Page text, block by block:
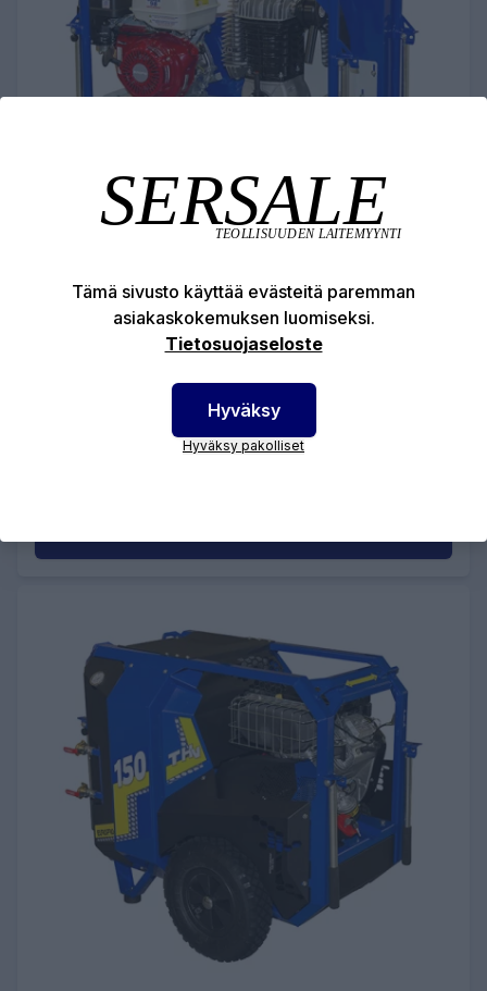
EUROPRO 100 TH POLTTOMOOTTORI
KOMPRESSORI
Polttomoottoritoiminen paineilmakompressori
Tämä sivusto käyttää evästeitä paremman
asiakaskokemuksen luomiseksi.
Tietosuojaseloste
Hyväksy
Hyväksy pakolliset